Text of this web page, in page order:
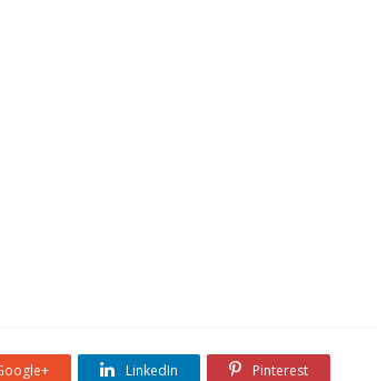
LinkedIn Pinterest